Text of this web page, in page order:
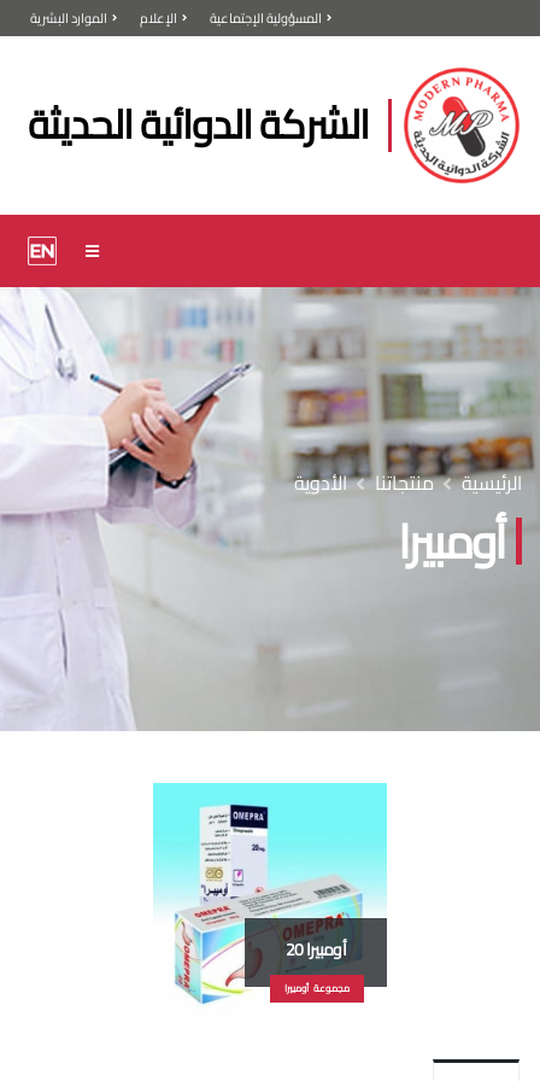
المسؤولية الإجتماعية الإعلام الموارد البشرية
الشركة الدوائية الحديثة
أومبيرا
الرئيسية منتجاتنا الأدوية
أومبيرا 20
مجموعة أومبيرا